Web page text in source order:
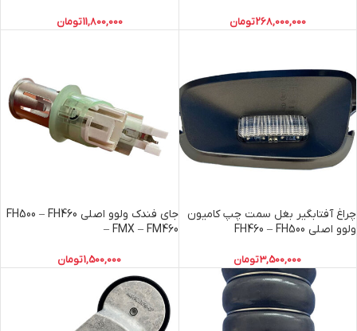
268,000,000تومان 11,800,000تومان
چراغ آفتابگیر بغل سمت چپ کامیون
ولوو اصلی FH460 – FH500
3,500,000تومان
جای فندک ولوو اصلی FH500 – FH460
– FMX – FM460
1,500,000تومان